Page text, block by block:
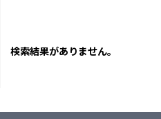
検索結果がありません。